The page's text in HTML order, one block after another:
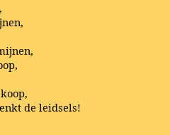
de leidsels!